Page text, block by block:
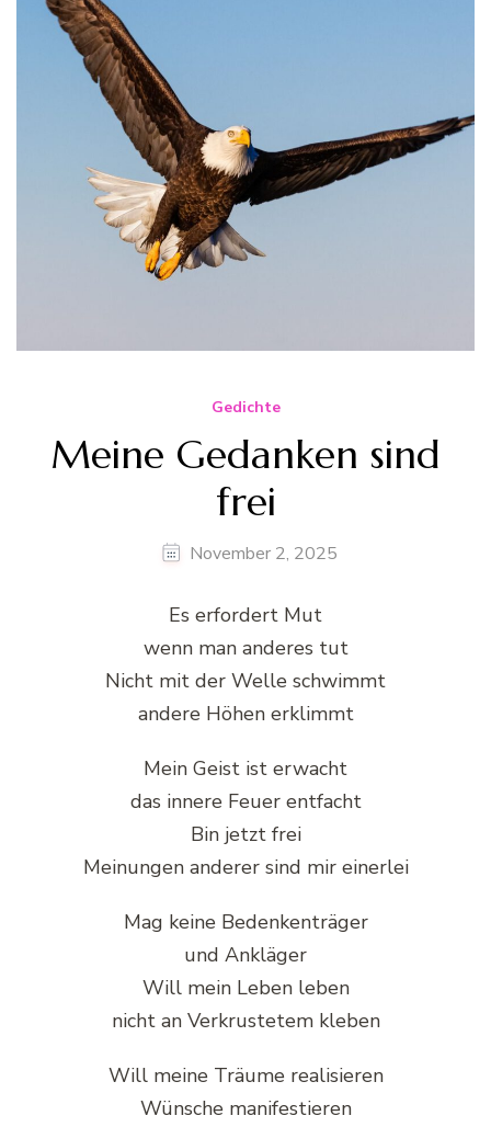
Gedichte
Meine Gedanken sind
frei
November 2, 2025
Es erfordert Mut
wenn man anderes tut
Nicht mit der Welle schwimmt
andere Höhen erklimmt
Mein Geist ist erwacht
das innere Feuer entfacht
Bin jetzt frei
Meinungen anderer sind mir einerlei
Mag keine Bedenkenträger
und Ankläger
Will mein Leben leben
nicht an Verkrustetem kleben
Will meine Träume realisieren
Wünsche manifestieren